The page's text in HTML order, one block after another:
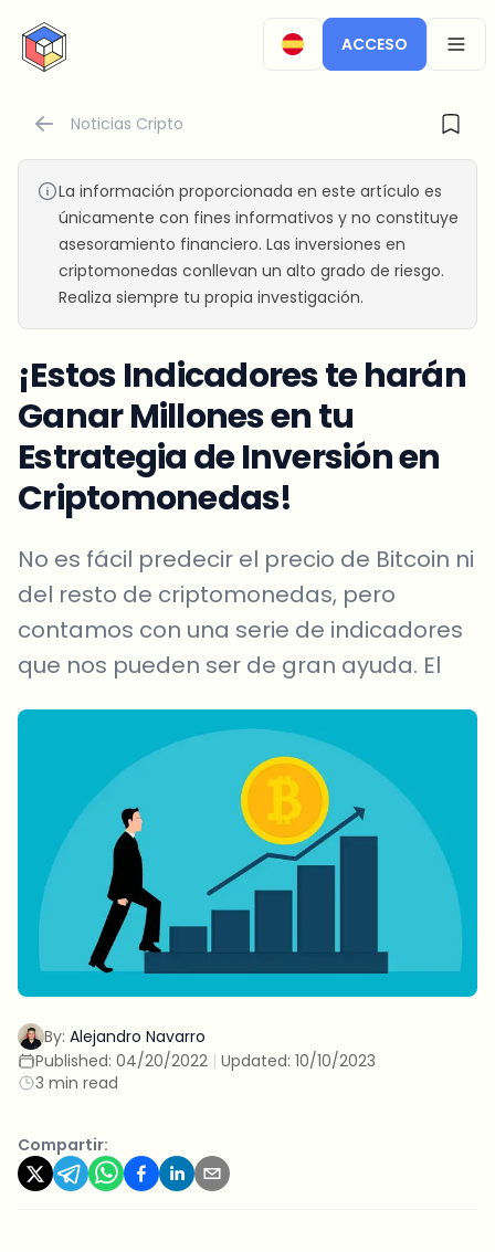
CryptoTicker
ACCESO
Noticias Cripto
La información proporcionada en este artículo es
únicamente con fines informativos y no constituye
asesoramiento financiero. Las inversiones en
criptomonedas conllevan un alto grado de riesgo.
Realiza siempre tu propia investigación.
¡Estos Indicadores te harán
Ganar Millones en tu
Estrategia de Inversión en
Criptomonedas!
No es fácil predecir el precio de Bitcoin ni
del resto de criptomonedas, pero
contamos con una serie de indicadores
que nos pueden ser de gran ayuda. El
By: Alejandro Navarro
Published: 04/20/2022 | Updated: 10/10/2023
3 min read
Compartir: